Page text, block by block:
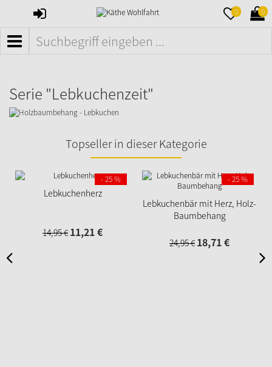
ANMELDEN 0 0
MENÜ
Serie "Lebkuchenzeit"
Topseller in dieser Kategorie
Lebkuchenherz
14,95€ 11,21€
- 25 %
Lebkuchenbär mit Herz, Holz-
Baumbehang
24,95€ 18,71€
- 25 %